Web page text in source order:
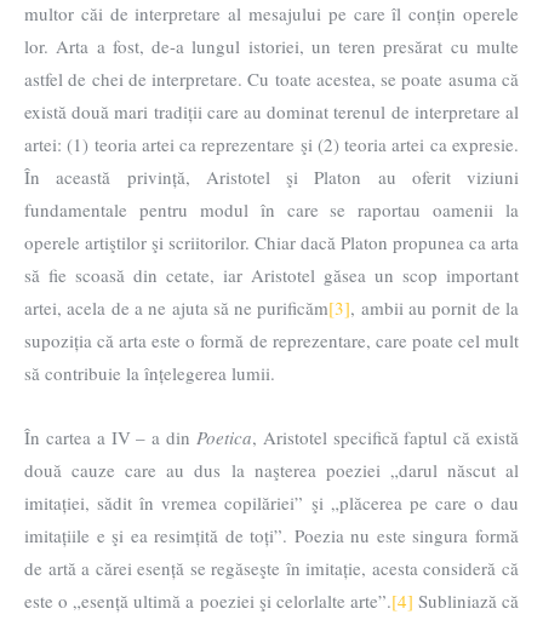
multor căi de interpretare al mesajului pe care îl conțin operele
lor. Arta a fost, de-a lungul istoriei, un teren presărat cu multe
astfel de chei de interpretare. Cu toate acestea, se poate asuma că
există două mari tradiții care au dominat terenul de interpretare al
artei: (1) teoria artei ca reprezentare şi (2) teoria artei ca expresie.
În această privință, Aristotel şi Platon au oferit viziuni
fundamentale pentru modul în care se raportau oamenii la
operele artiştilor şi scriitorilor. Chiar dacă Platon propunea ca arta
să fie scoasă din cetate, iar Aristotel găsea un scop important
artei, acela de a ne ajuta să ne purificăm[3], ambii au pornit de la
supoziția că arta este o formă de reprezentare, care poate cel mult
să contribuie la înțelegerea lumii.
În cartea a IV – a din Poetica, Aristotel specifică faptul că există
două cauze care au dus la naşterea poeziei „darul născut al
imitației, sădit în vremea copilăriei” şi „plăcerea pe care o dau
imitațiile e şi ea resimțită de toți”. Poezia nu este singura formă
de artă a cărei esență se regăseşte în imitație, acesta consideră că
este o „esență ultimă a poeziei şi celorlalte arte”.[4] Subliniază că